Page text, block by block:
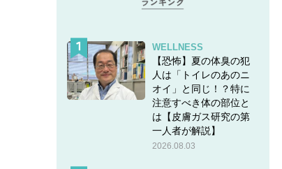
WELLNESS
【恐怖】夏の体臭の犯
人は「トイレのあのニ
オイ」と同じ！？特に
注意すべき体の部位と
は【皮膚ガス研究の第
一人者が解説】
2026.08.03